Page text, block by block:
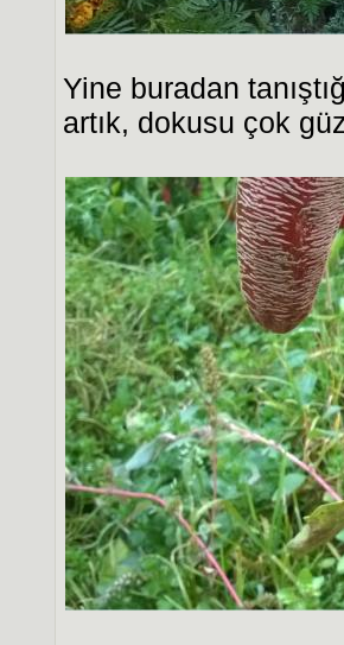
Yine buradan
artık, dokusu çok